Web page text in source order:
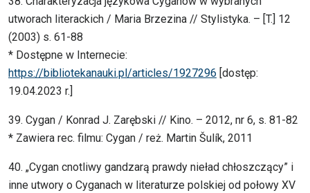
utworach literackich / Maria Brzezina // Stylistyka. – [T.] 12
(2003) s. 61-88
* Dostępne w Internecie:
https://bibliotekanauki.pl/articles/1927296 [dostęp:
19.04.2023 r.]
39. Cygan / Konrad J. Zarębski // Kino. – 2012, nr 6, s. 81-82
* Zawiera rec. filmu: Cygan / reż. Martin Šulík, 2011
40. „Cygan cnotliwy gandzarą prawdy nieład chłoszczący” i
inne utwory o Cyganach w literaturze polskiej od połowy XV